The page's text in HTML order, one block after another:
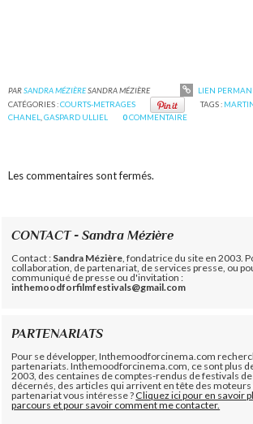
PARSANDRA MÉZIÈRESANDRA MÉZIÈRE LIEN
CATÉGORIES :COURTS-METRAGES TAGS :
CHANEL ,GASPARD ULLIEL 0COMMENTAIRE
Les commentaires sont fermés.
CONTACT - Sandra Mézière
Contact : Sandra Mézière , fondatrice du site en 2003.
collaboration, de partenariat, de services presse, ou
communiqué de presse ou d'invitation :
inthemoodforfilmfestivals@gmail.com
PARTENARIATS
Pour se développer, Inthemoodforcinema.com
partenariats. Inthemoodforcinema.com, ce sont plus
2003, des centaines de comptes-rendus de festivals
décernés, des articles qui arrivent en tête des
partenariat vous intéresse ?Cliquez ici pour en savoir
parcours et pour savoir comment me contacter.